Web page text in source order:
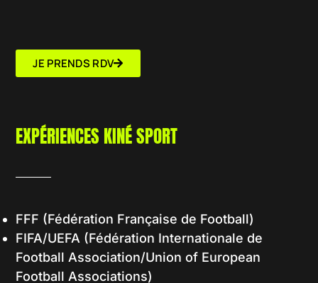
JE PRENDS RDV
EXPÉRIENCES KINÉ SPORT
FFF (Fédération Française de Football)
FIFA/UEFA (Fédération Internationale de
Football Association/Union of European
Football Associations)